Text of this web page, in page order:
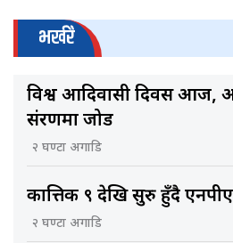
भर्खरै
विश्व आदिवासी दिवस आज,
संरक्षणमा जोड
२ घण्टा अगाडि
कात्तिक ९ देखि सुरु हुँदै
२ घण्टा अगाडि